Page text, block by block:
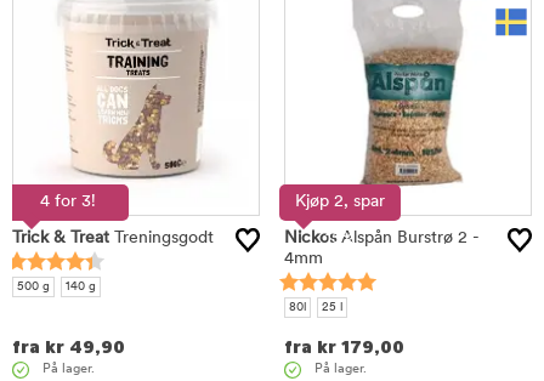
4 for 3!
Trick & Treat Treningsgodt
500 g 140 g
fra kr 49,90
På lager.
Kjøp 2, spar
15%
NickosAlspån Burstrø 2 -
4mm
80l 25 l
fra kr 179,00
På lager.